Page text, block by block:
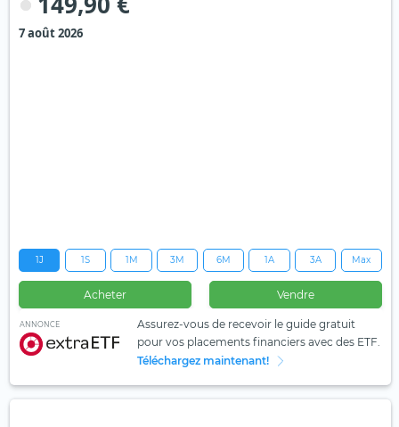
7 août 2026
1J 1S 1M 3M 6M 1A 3A Max
Acheter Vendre
ANNONCE
Assurez-vous de recevoir le guide gratuit
pour vos placements financiers avec des ETF.
Téléchargez maintenant!